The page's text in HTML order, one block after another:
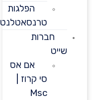
הפלגות
טרנסאטלנטיות
חברות
אם אס
סי קרוז |